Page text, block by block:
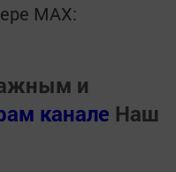
MАХ:
и
канале Наш